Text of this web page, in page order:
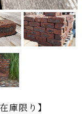
庫限り】